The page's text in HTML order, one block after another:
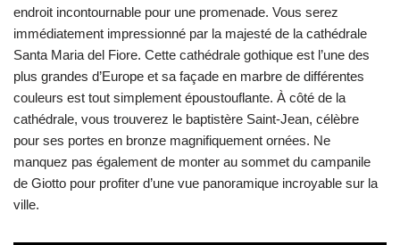
endroit incontournable pour une promenade. Vous serez
immédiatement impressionné par la majesté de la cathédrale
Santa Maria del Fiore. Cette cathédrale gothique est l’une des
plus grandes d’Europe et sa façade en marbre de différentes
couleurs est tout simplement époustouflante. À côté de la
cathédrale, vous trouverez le baptistère Saint-Jean, célèbre
pour ses portes en bronze magnifiquement ornées. Ne
manquez pas également de monter au sommet du campanile
de Giotto pour profiter d’une vue panoramique incroyable sur la
ville.